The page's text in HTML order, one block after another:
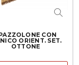
CON
ORIENT. SET.
OTTONE